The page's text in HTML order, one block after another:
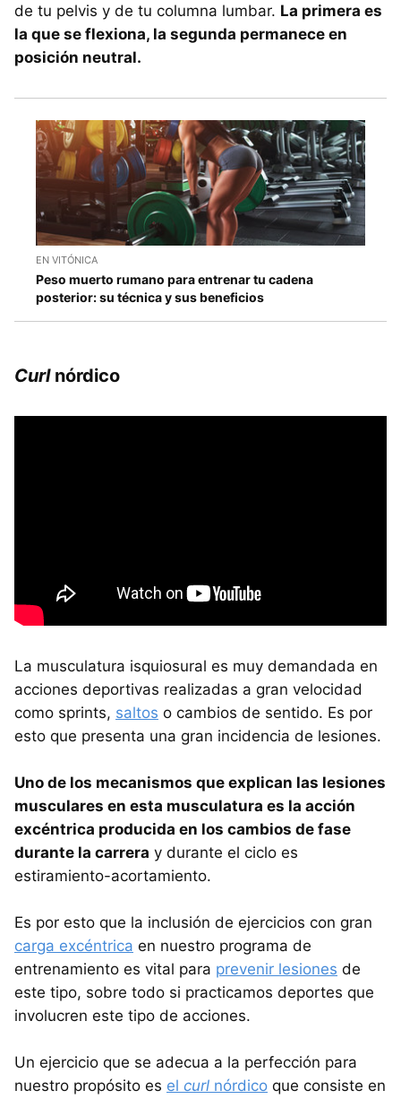
de tu pelvis y de tu columna lumbar. La primera es
la que se flexiona, la segunda permanece en
posición neutral.
EN VITÓNICA
Peso muerto rumano para entrenar tu cadena
posterior: su técnica y sus beneficios
Curlnórdico
La musculatura isquiosural es muy demandada en
acciones deportivas realizadas a gran velocidad
como sprints, saltos o cambios de sentido. Es por
esto que presenta una gran incidencia de lesiones.
Uno de los mecanismos que explican las lesiones
musculares en esta musculatura es la acción
excéntrica producida en los cambios de fase
durante la carrera y durante el ciclo es
estiramiento-acortamiento.
Es por esto que la inclusión de ejercicios con gran
carga excéntrica en nuestro programa de
entrenamiento es vital para prevenir lesiones de
este tipo, sobre todo si practicamos deportes que
involucren este tipo de acciones.
Un ejercicio que se adecua a la perfección para
nuestro propósito es el curl nórdico que consiste en